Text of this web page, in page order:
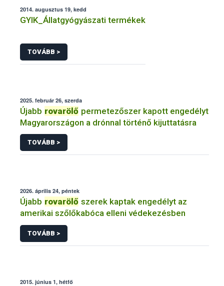
2014. augusztus 19, kedd
GYIK_Állatgyógyászati termékek
TOVÁBB >
2025. február 26, szerda
Újabb rovarölő permetezőszer kapott engedélyt
Magyarországon a drónnal történő kijuttatásra
TOVÁBB >
2026. április 24, péntek
Újabb rovarölő szerek kaptak engedélyt az
amerikai szőlőkabóca elleni védekezésben
TOVÁBB >
2015. június 1, hétfő